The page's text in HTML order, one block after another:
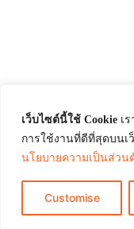
เว็บไซต์นี้ใช้ Cookie เ
การใช้งานที่ดีที่สุดบนเ
นโยบายความเป็นส่วน
Customise